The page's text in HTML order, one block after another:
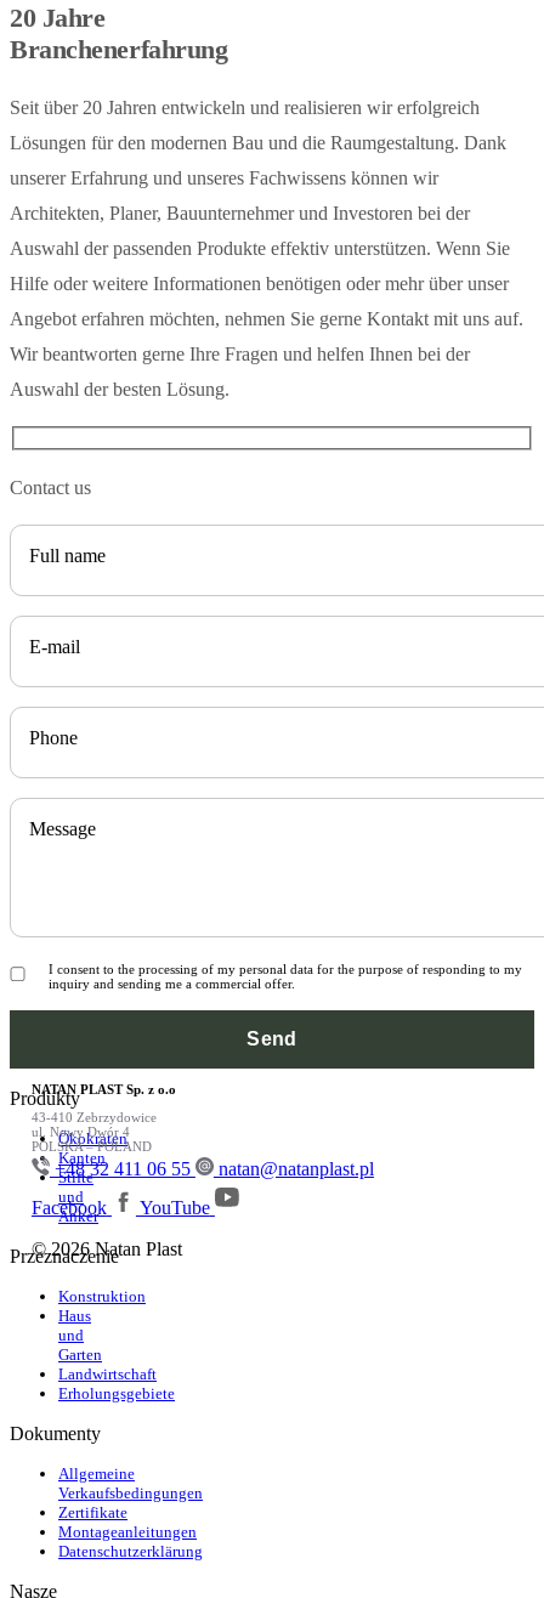
20 Jahre
Branchenerfahrung
Seit über 20 Jahren entwickeln und realisieren wir erfolgreich
Lösungen für den modernen Bau und die Raumgestaltung. Dank
unserer Erfahrung und unseres Fachwissens können wir
Architekten, Planer, Bauunternehmer und Investoren bei der
Auswahl der passenden Produkte effektiv unterstützen. Wenn Sie
Hilfe oder weitere Informationen benötigen oder mehr über unser
Angebot erfahren möchten, nehmen Sie gerne Kontakt mit uns auf.
Wir beantworten gerne Ihre Fragen und helfen Ihnen bei der
Auswahl der besten Lösung.
Contact us
Full name
E-mail
Phone
Message
I consent to the processing of my personal data for the purpose of responding to my
inquiry and sending me a commercial offer.
Produkty
Ökokraten
Kanten
Stifte
und
Anker
Przeznaczenie
Konstruktion
Haus
und
Garten
Landwirtschaft
Erholungsgebiete
Dokumenty
Allgemeine
Verkaufsbedingungen
Zertifikate
Montageanleitungen
Datenschutzerklärung
Nasze
NATAN PLAST Sp. z o.o
43-410 Zebrzydowice
ul. Nowy Dwór 4
POLSKA – POLAND
+48 32 411 06 55
natan@natanplast.pl
Facebook
YouTube
© 2026 Natan Plast